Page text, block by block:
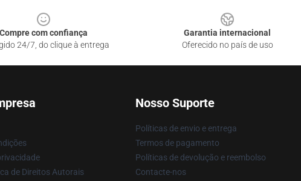
Compre com confiança
24/7, do clique à entrega
Garantia internacional
Oferecido no país de uso
de Direitos Autorais
Nosso Suporte
Políticas de envio e entrega
Termos de pagamento
Políticas de devolução e reembolso
Contacte-nos